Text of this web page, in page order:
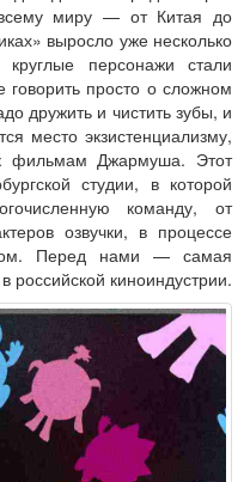
миру — от Китая до
выросло уже несколько
персонажи стали
просто о сложном
дружить и чистить зубы, и
место экзистенциализму,
фильмам Джармуша. Этот
студии, в которой
команду, от
озвучки, в процессе
Перед нами — самая
российской киноиндустрии.